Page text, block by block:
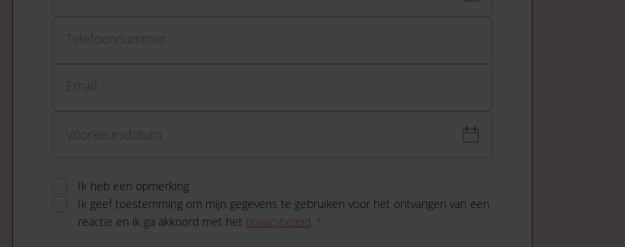
Telefoonnummer
Ik heb een opmerking
Ik geef toestemming om mijn gegevens te gebruiken voor het ontvangen van een
reactie en ik ga akkoord met het privacybeleid.